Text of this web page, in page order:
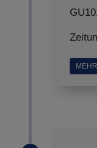
MEHR